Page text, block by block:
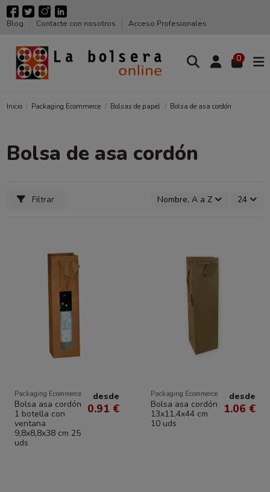
Blog Contacte con nosotros Acceso Profesionales
0
Inicio Packaging Ecommerce Bolsas de papel Bolsa de asa cordón
Bolsa de asa cordón
Filtrar Nombre, A a Z 24
Packaging Ecommerce
Bolsa asa cordón
1 botella con
ventana
9,8x8,8x38 cm 25
uds
desde
0.91 €
Packaging Ecommerce
Bolsa asa cordón
13x11,4x44 cm
10 uds
desde
1.06 €